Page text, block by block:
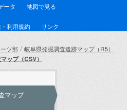
ータ 地図で見る
利用規約 リンク
ツ部 岐阜県発掘調査遺跡マップ（R5）
ップ（CSV）
マップ